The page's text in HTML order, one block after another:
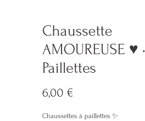
Chaussette
AMOUREUSE ♥️ •
Paillettes
6,00 €
Chaussettes à paillettes ✨